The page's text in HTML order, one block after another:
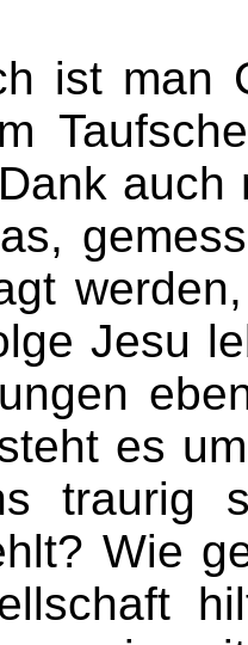
ist man
auch
Jesu
es
traurig
Wie